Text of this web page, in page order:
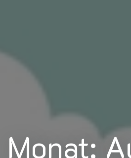
Monat: